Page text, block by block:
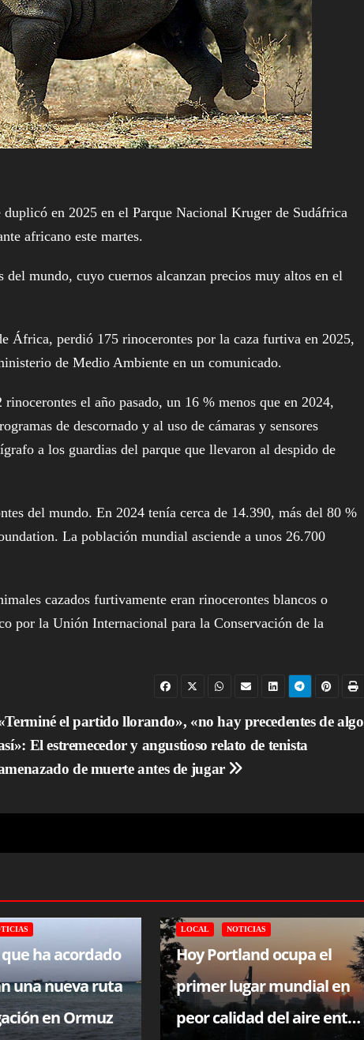
en 2025 en el Parque Nacional Kruger de Sudáfrica
africano este martes.
mundo, cuyo cuernos alcanzan precios muy altos en el
África, perdió 175 rinocerontes por la caza furtiva en 2025,
de Medio Ambiente en un comunicado.
el año pasado, un 16 % menos que en 2024,
de descornado y al uso de cámaras y sensores
a los guardias del parque que llevaron al despido de
del mundo. En 2024 tenía cerca de 14.390, más del 80 %
La población mundial asciende a unos 26.700
cazados furtivamente eran rinocerontes blancos o
por la Unión Internacional para la Conservación de la
el partido llorando», «no hay precedentes de algo
El estremecedor y angustioso relato de tenista
de muerte antes de jugar
ha acordado
una nueva ruta
en Ormuz
LOCAL NOTICIAS
Hoy Portland ocupa el
primer lugar mundial en
peor calidad del aire entre